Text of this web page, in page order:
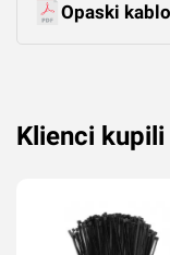
Opaski
Klienci